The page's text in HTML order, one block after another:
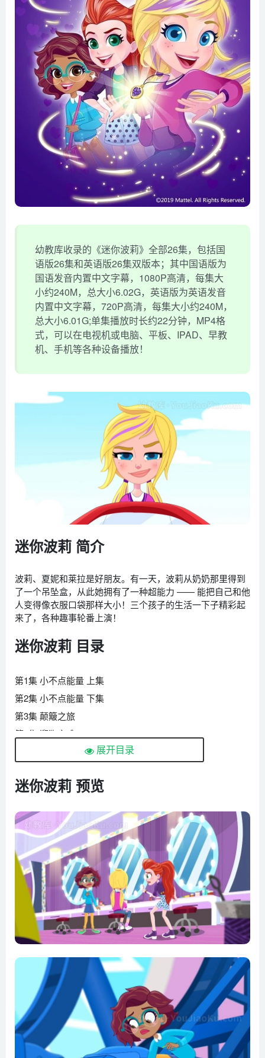
幼教库收录的《迷你波莉》全部26集，包括国
语版26集和英语版26集双版本；其中国语版为
国语发音内置中文字幕，1080P高清，每集大
小约240M，总大小6.02G，英语版为英语发音
内置中文字幕，720P高清，每集大小约240M，
总大小6.01G;单集播放时长约22分钟，MP4格
式，可以在电视机或电脑、平板、IPAD、早教
机、手机等各种设备播放！
迷你波莉 简介
波莉、夏妮和莱拉是好朋友。有一天，波莉从奶奶那里得到
了一个吊坠盒，从此她拥有了一种超能力 —— 能把自己和他
人变得像衣服口袋那样大小！三个孩子的生活一下子精彩起
来了，各种趣事轮番上演！
迷你波莉 目录
第1集 小不点能量 上集
第2集 小不点能量 下集
第3集 颠簸之旅
第4集 遛狗灾难
第5集 迷你超级飞行体验
第7集 护戒任务
第9集 狼藉的学生社团招募
第10集 蛋糕速递
第11集 徽章行动
第12集 难忘的一夜 上集
第13集 难忘的一夜 下集
第14集 奇妙的泳池
第15集 最好的万圣节
第16集 迷你捉鬼队
第17集 捷径
第18集 雪节大赛
第19集 社交恐惧
第20集 手足情
第21集 问题神秘岛
第22集 迷你大逃亡
展开目录
迷你波莉 预览